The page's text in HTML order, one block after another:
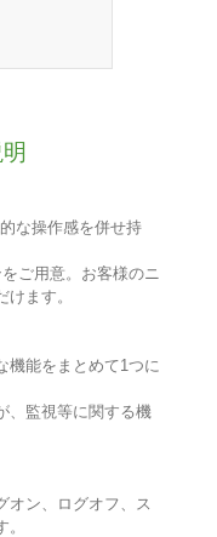
な操作感を併せ持
ご用意。お客様のニ
ます。
機能をまとめて1つに
、監視等に関する機
オン、ログオフ、ス